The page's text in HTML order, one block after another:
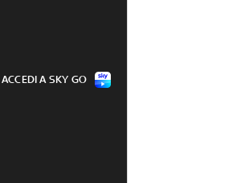
ACCEDI A SKY GO